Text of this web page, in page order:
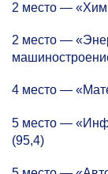
2 место —
2 место —
4 место —
5 место —
(95,4)